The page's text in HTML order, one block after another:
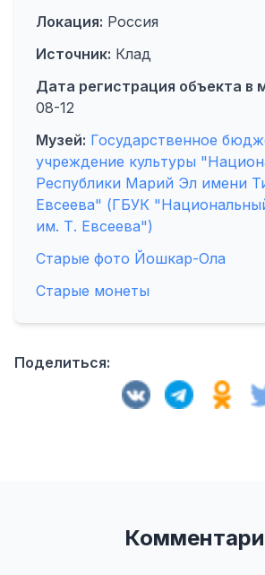
Локация: Россия
Источник: Клад
Дата регистрация объекта в
08-12
Музей: Государственное
учреждение культуры
Республики Марий Эл имени
Евсеева" (ГБУК
им. Т. Евсеева")
Старые фото Йошкар-Ола
Старые монеты
Поделиться: